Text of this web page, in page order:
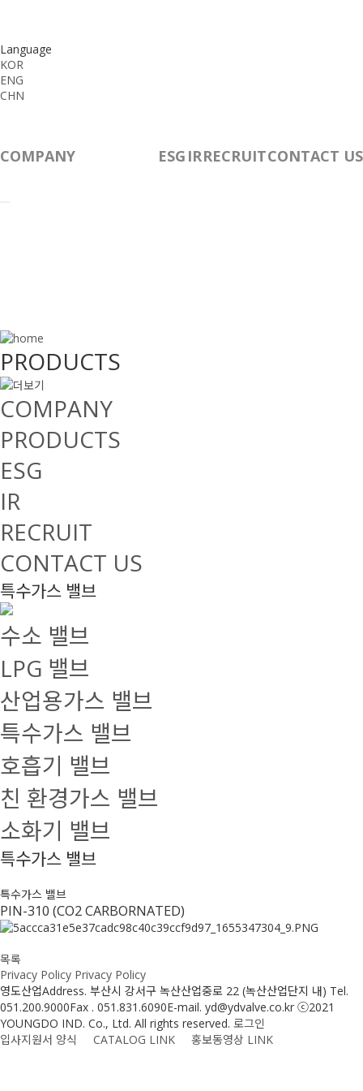
Language
KOR
ENG
CHN
COMPANY ESG IRRECRUITCONTACT US
PRODUCTS
COMPANY
PRODUCTS
ESG
IR
RECRUIT
CONTACT US
특수가스 밸브
수소 밸브
LPG 밸브
산업용가스 밸브
특수가스 밸브
호흡기 밸브
친 환경가스 밸브
소화기 밸브
특수가스 밸브
특수가스 밸브
PIN-310 (CO2 CARBORNATED)
목록
Privacy Policy Privacy Policy
영도산업Address. 부산시 강서구 녹산산업중로 22 (녹산산업단지 내) Tel.
051.200.9000Fax . 051.831.6090E-mail. yd@ydvalve.co.kr ⓒ2021
YOUNGDO IND. Co., Ltd. All rights reserved. 로그인
입사지원서 양식
CATALOG LINK 홍보동영상 LINK